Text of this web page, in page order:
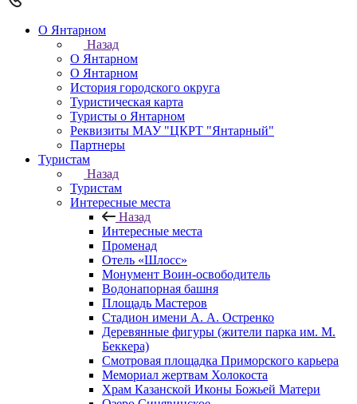
О Янтарном
Назад
О Янтарном
О Янтарном
История городского округа
Туристическая карта
Туристы о Янтарном
Реквизиты МАУ "ЦКРТ "Янтарный"
Партнеры
Туристам
Назад
Туристам
Интересные места
Назад
Интересные места
Променад
Отель «Шлосс»
Монумент Воин-освободитель
Водонапорная башня
Площадь Мастеров
Стадион имени А. А. Остренко
Деревянные фигуры (жители парка им. М.
Беккера)
Смотровая площадка Приморского карьера
Мемориал жертвам Холокоста
Храм Казанской Иконы Божьей Матери